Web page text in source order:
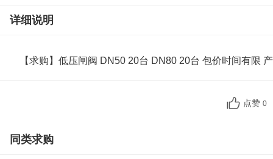
详细说明
【求购】低压闸阀 DN50 20台 DN80 20台 包价时间有限
点赞 0
同类求购